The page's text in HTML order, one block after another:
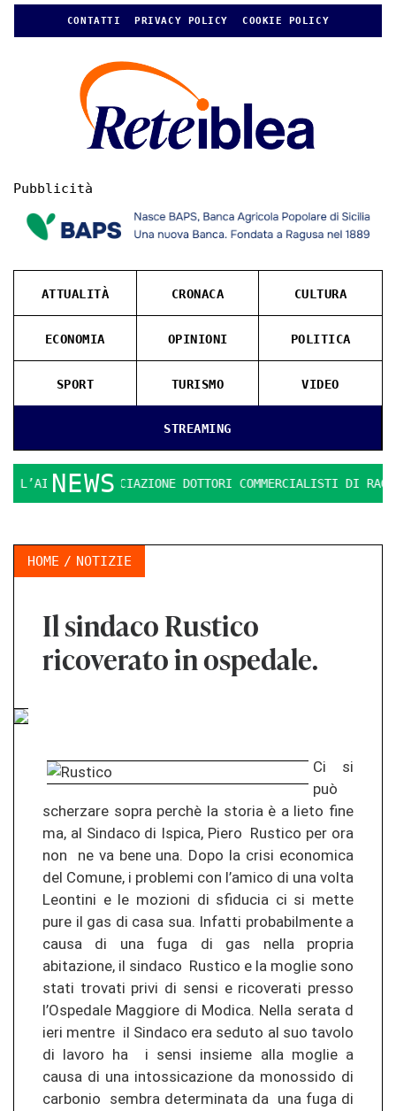
CONTATTI PRIVACY POLICY COOKIE POLICY
Pubblicità
STREAMING
ATTUALITÀ CRONACA CULTURA
ECONOMIA OPINIONI POLITICA
SPORT TURISMO VIDEO
NEWS
L’ASSOCIAZIONE DOTTORI COMMERCIALISTI DI RAGUSA
HOME NOTIZIE
Il sindaco Rustico
ricoverato in ospedale.
Ci si
può
scherzare sopra perchè la storia è a lieto fine
ma, al Sindaco di Ispica, Piero Rustico per ora
non ne va bene una. Dopo la crisi economica
del Comune, i problemi con l’amico di una volta
Leontini e le mozioni di sfiducia ci si mette
pure il gas di casa sua. Infatti probabilmente a
causa di una fuga di gas nella propria
abitazione, il sindaco Rustico e la moglie sono
stati trovati privi di sensi e ricoverati presso
l’Ospedale Maggiore di Modica. Nella serata d
ieri mentre il Sindaco era seduto al suo tavolo
di lavoro ha i sensi insieme alla moglie a
causa di una intossicazione da monossido di
carbonio sembra determinata da una fuga di